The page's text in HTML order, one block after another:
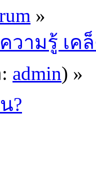
»
ามรู้ เค
admin) »
?